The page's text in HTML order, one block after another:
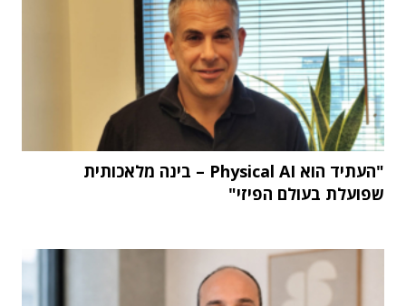
"העתיד הוא Physical AI – בינה מלאכותית
שפועלת בעולם הפיזי"